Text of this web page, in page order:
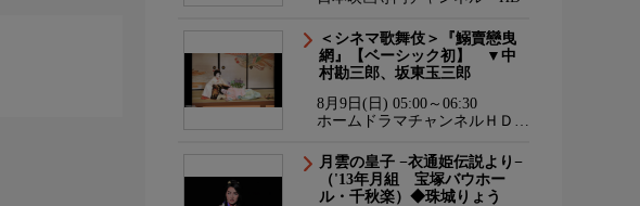
＜シネマ歌舞伎＞『鰯賣戀曳
網』【ベーシック初】 ▼中
村勘三郎、坂東玉三郎
8月9日(日) 05:00～06:30
ホームドラマチャンネルＨＤ
月雲の皇子 −衣通姫伝説より−
（'13年月組 宝塚バウホー
ル・千秋楽）◆珠城りょう